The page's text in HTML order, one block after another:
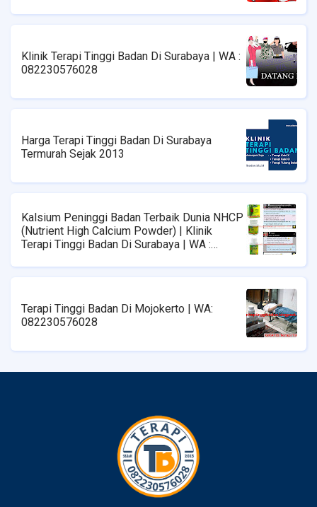
Klinik Terapi Tinggi Badan Di Surabaya | WA :
082230576028
Harga Terapi Tinggi Badan Di Surabaya
Termurah Sejak 2013
Kalsium Peninggi Badan Terbaik Dunia NHCP
(Nutrient High Calcium Powder) | Klinik
Terapi Tinggi Badan Di Surabaya | WA :
Terapi Tinggi Badan Di Mojokerto | WA:
082230576028